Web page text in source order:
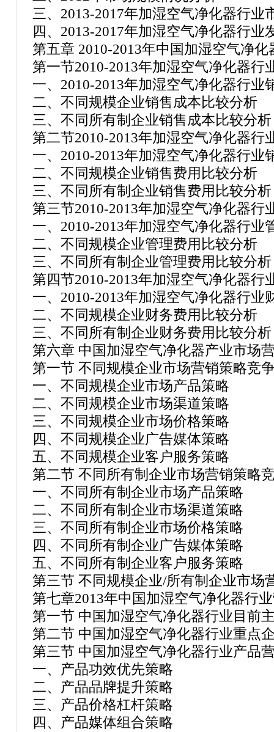
三、2013-2017年加湿空气净化器行业
四、2013-2017年加湿空气净化器行业
第五章 2010-2013年中国加湿空气净
第一节2010-2013年加湿空气净化器行
一、2010-2013年加湿空气净化器行业
二、不同规模企业销售成本比较分析
三、不同所有制企业销售成本比较分析
第二节2010-2013年加湿空气净化器行
一、2010-2013年加湿空气净化器行业
二、不同规模企业销售费用比较分析
三、不同所有制企业销售费用比较分析
第三节2010-2013年加湿空气净化器行
一、2010-2013年加湿空气净化器行业
二、不同规模企业管理费用比较分析
三、不同所有制企业管理费用比较分析
第四节2010-2013年加湿空气净化器行
一、2010-2013年加湿空气净化器行业
二、不同规模企业财务费用比较分析
三、不同所有制企业财务费用比较分析
第六章 中国加湿空气净化器产业市场
第一节 不同规模企业市场营销策略竞
一、不同规模企业市场产品策略
二、不同规模企业市场渠道策略
三、不同规模企业市场价格策略
四、不同规模企业广告媒体策略
五、不同规模企业客户服务策略
第二节 不同所有制企业市场营销策略
一、不同所有制企业市场产品策略
二、不同所有制企业市场渠道策略
三、不同所有制企业市场价格策略
四、不同所有制企业广告媒体策略
五、不同所有制企业客户服务策略
第三节 不同规模企业/所有制企业市场
第七章2013年中国加湿空气净化器行
第一节 中国加湿空气净化器行业目前
第二节 中国加湿空气净化器行业重点
第三节 中国加湿空气净化器行业产品
一、产品功效优先策略
二、产品品牌提升策略
三、产品价格杠杆策略
四、产品媒体组合策略